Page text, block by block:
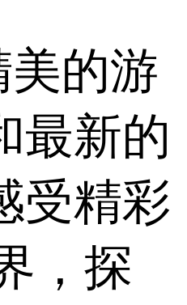
美的游
最新的
受精彩
，探